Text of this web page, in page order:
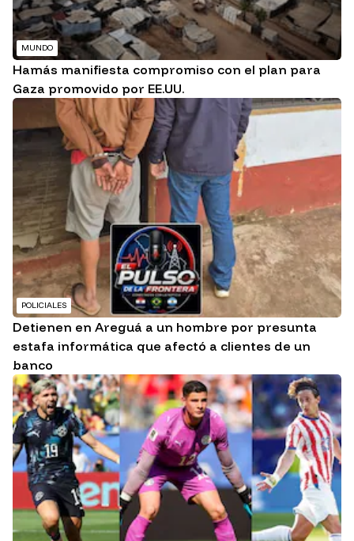
MUNDO
Hamás manifiesta compromiso con el plan para
Gaza promovido por EE.UU.
POLICIALES
Detienen en Areguá a un hombre por presunta
estafa informática que afectó a clientes de un
banco